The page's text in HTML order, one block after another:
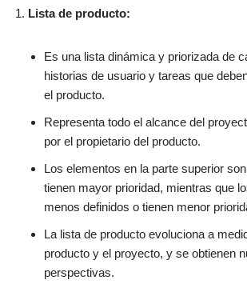
Lista de producto:
Es una lista dinámica y priorizada de
historias de usuario y tareas que
el producto.
Representa todo el alcance del
por el propietario del producto.
Los elementos en la parte superior
tienen mayor prioridad, mientras que
menos definidos o tienen menor
La lista de producto evoluciona a
producto y el proyecto, y se obtienen
perspectivas.